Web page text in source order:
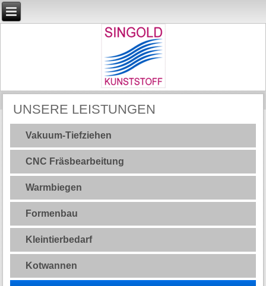
UNSERE LEISTUNGEN
Vakuum-Tiefziehen
CNC Fräsbearbeitung
Warmbiegen
Formenbau
Kleintierbedarf
Kotwannen